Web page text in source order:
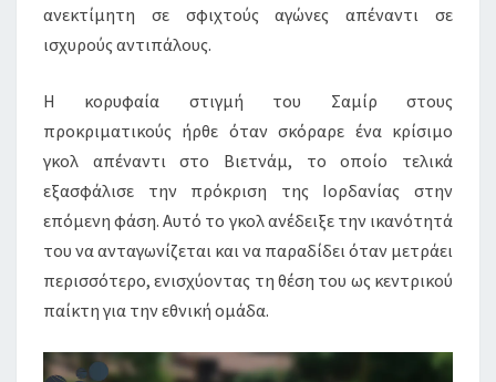
ανεκτίμητη σε σφιχτούς αγώνες απέναντι σε
ισχυρούς αντιπάλους.
Η κορυφαία στιγμή του Σαμίρ στους
προκριματικούς ήρθε όταν σκόραρε ένα κρίσιμο
γκολ απέναντι στο Βιετνάμ, το οποίο τελικά
εξασφάλισε την πρόκριση της Ιορδανίας στην
επόμενη φάση. Αυτό το γκολ ανέδειξε την ικανότητά
του να ανταγωνίζεται και να παραδίδει όταν μετράει
περισσότερο, ενισχύοντας τη θέση του ως κεντρικού
παίκτη για την εθνική ομάδα.